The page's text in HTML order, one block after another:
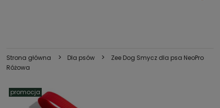
Strona główna > Dla psów >
Zee Dog Smycz dla psa NeoPro
Różowa
promocja